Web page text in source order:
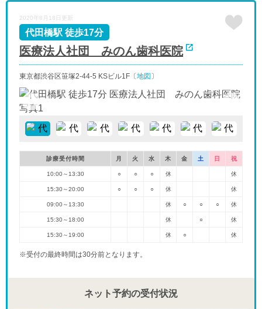
2020年8月18日更新
医療法人社団 みのん歯科医院
代田橋駅 徒歩17分
東京都渋谷区笹塚2-44-5 KSビル1F〔地図 〕
診療受付時間 月 火 水 木 金 土 日 祝
10:00～13:30 ○ ○ ○ 休 休
15:30～20:00 ○ ○ ○ 休 休
09:00～13:30 休 ○ ○ ○ 休
15:30～18:00 休 ○ 休
15:30～19:00 休 ○ 休
※受付の最終時間は30分前となります。
ネット予約の受付状況